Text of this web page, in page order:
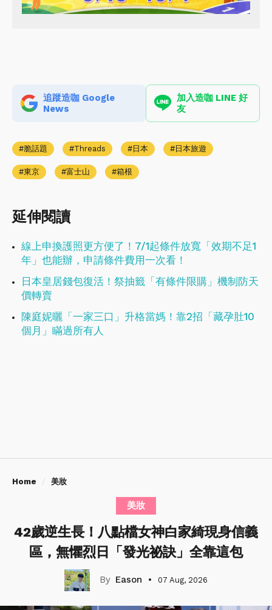
追蹤造咖 Google
News
加入造咖 LINE 好
友
脆話題 Threads 日本 日本旅遊
東京 富士山 箱根
延伸閱讀
線上申換護照更方便了！7/1起條件放寬「效期不足1
年」也能辦，申請條件費用一次看！
日本皇居錢包復活！祭抽籤「有條件限購」機制防天
價轉賣
陳庭妮曬「一家三口」升格當媽！靠2招「藏孕肚10
個月」瞞過所有人
Home 美妝
美妝
42歲逆生長！八點檔女神白家綺現身信義
區，無懼烈日「發光祕訣」全靠這包
Eason 07 Aug, 2026